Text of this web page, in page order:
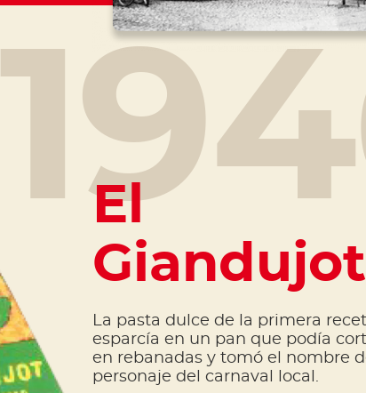
El
Giandujot
La pasta dulce de la primera
esparcía en un pan que podía
en rebanadas y tomó el nombre
personaje del carnaval local.